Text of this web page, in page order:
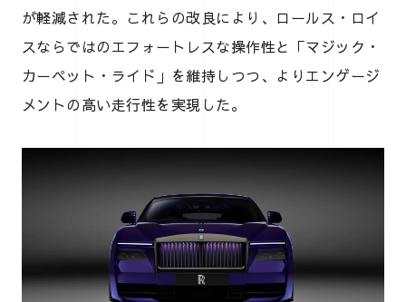
が軽減された。これらの改良により、ロールス・ロイ
スならではのエフォートレスな操作性と「マジック・
カーペット・ライド」を維持しつつ、よりエンゲージ
メントの高い走行性を実現した。